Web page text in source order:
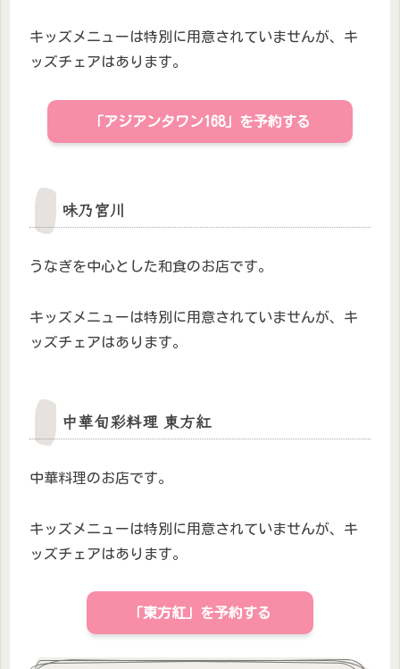
キッズメニューは特別に用意されていませんが、キ
ッズチェアはあります。
「アジアンタワン168」を予約する
味乃宮川
うなぎを中心とした和食のお店です。
キッズメニューは特別に用意されていませんが、キ
ッズチェアはあります。
中華旬彩料理 東方紅
中華料理のお店です。
キッズメニューは特別に用意されていませんが、キ
ッズチェアはあります。
「東方紅」を予約する